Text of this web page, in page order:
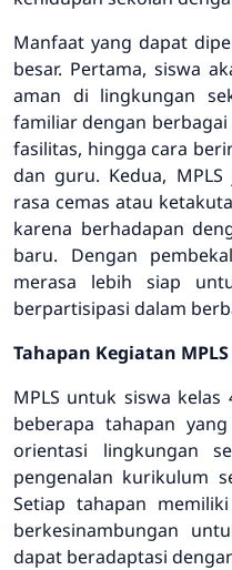
Manfaat yang dapat
besar. Pertama, siswa
aman di lingkungan
familiar dengan
fasilitas, hingga cara
dan guru. Kedua,
rasa cemas atau
karena berhadapan
baru. Dengan
merasa lebih siap
berpartisipasi dalam
Tahapan Kegiatan
MPLS untuk siswa kelas
beberapa tahapan
orientasi lingkungan
pengenalan kurikulum
Setiap tahapan
berkesinambungan
dapat beradaptasi